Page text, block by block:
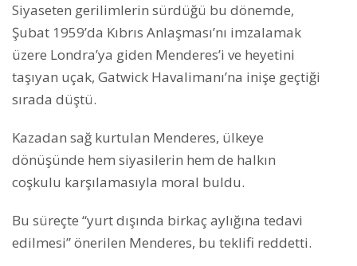
Siyaseten gerilimlerin sürdüğü bu dönemde,
Şubat 1959’da Kıbrıs Anlaşması’nı imzalamak
üzere Londra’ya giden Menderes’i ve heyetini
taşıyan uçak, Gatwick Havalimanı’na inişe geçtiği
sırada düştü.
Kazadan sağ kurtulan Menderes, ülkeye
dönüşünde hem siyasilerin hem de halkın
coşkulu karşılamasıyla moral buldu.
Bu süreçte “yurt dışında birkaç aylığına tedavi
edilmesi” önerilen Menderes, bu teklifi reddetti.